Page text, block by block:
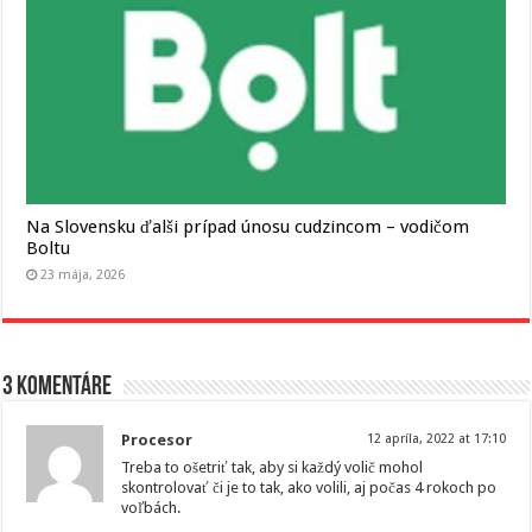
Na Slovensku ďalši prípad únosu cudzincom – vodičom
Boltu
23 mája, 2026
3 komentáre
Procesor 12 apríla, 2022 at 17:10
Treba to ošetriť tak, aby si každý volič mohol
skontrolovať či je to tak, ako volili, aj počas 4 rokoch po
voľbách.